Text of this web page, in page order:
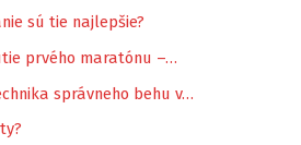
sú tie najlepšie?
prvého maratónu –…
správneho behu v…